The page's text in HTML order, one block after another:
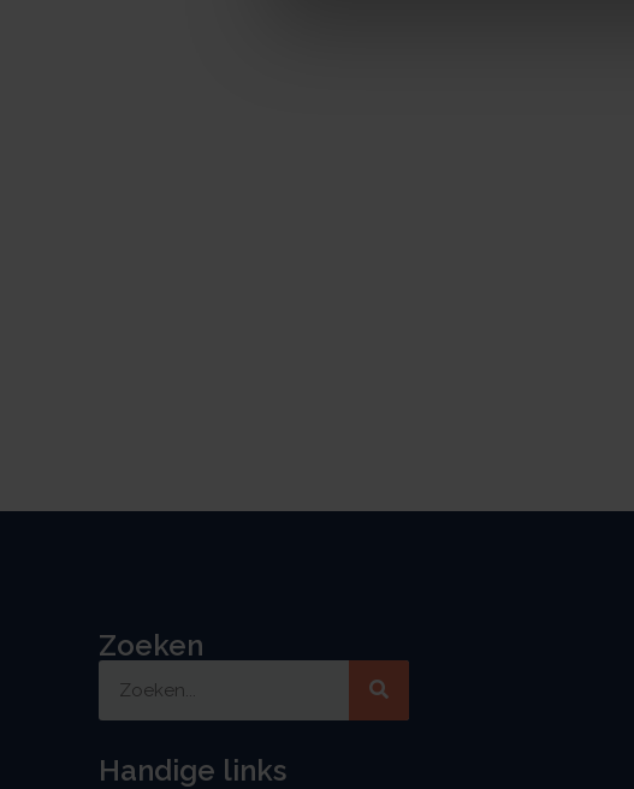
Zoeken
Handige links